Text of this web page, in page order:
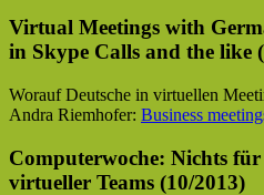
Virtual Meetings with
in Skype Calls and the like
Worauf Deutsche in virtuellen
Andra Riemhofer: Business
Computerwoche: Nichts
virtueller Teams (10/2013)